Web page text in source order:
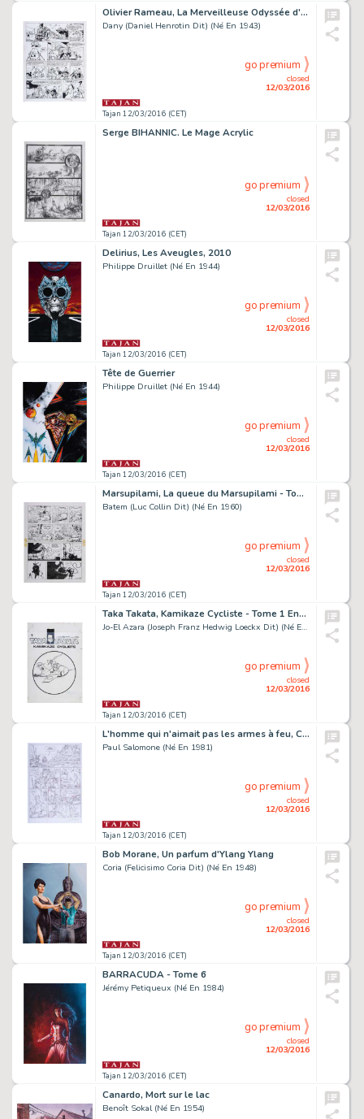
Olivier Rameau, La Merveilleuse Odyssée d'Olivier Rameau et de Colombe Tiredaile
Dany (Daniel Henrotin Dit) (Né En 1943)
Tajan 12/03/2016 (CET)
closed
12/03/2016
go premium
Serge BIHANNIC. Le Mage Acrylic
Tajan 12/03/2016 (CET)
closed
12/03/2016
go premium
Delirius, Les Aveugles, 2010
Philippe Druillet (Né En 1944)
Tajan 12/03/2016 (CET)
closed
12/03/2016
go premium
Tête de Guerrier
Philippe Druillet (Né En 1944)
Tajan 12/03/2016 (CET)
closed
12/03/2016
go premium
Marsupilami, La queue du Marsupilami - Tome 1
Batem (Luc Collin Dit) (Né En 1960)
Tajan 12/03/2016 (CET)
closed
12/03/2016
go premium
Taka Takata, Kamikaze Cycliste - Tome 1 Encre de Chine sur papier pou...
Jo-El Azara (Joseph Franz Hedwig Loeckx Dit) (Né En 1937)
Tajan 12/03/2016 (CET)
closed
12/03/2016
go premium
L'homme qui n'aimait pas les armes à feu, Chili con Carnage - Tome 1
Paul Salomone (Né En 1981)
Tajan 12/03/2016 (CET)
closed
12/03/2016
go premium
Bob Morane, Un parfum d'Ylang Ylang
Coria (Felicisimo Coria Dit) (Né En 1948)
Tajan 12/03/2016 (CET)
closed
12/03/2016
go premium
BARRACUDA - Tome 6
Jérémy Petiqueux (Né En 1984)
Tajan 12/03/2016 (CET)
closed
12/03/2016
go premium
Canardo, Mort sur le lac
Benoît Sokal (Né En 1954)